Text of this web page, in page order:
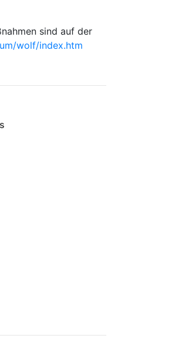
sind auf der
wolf/index.htm